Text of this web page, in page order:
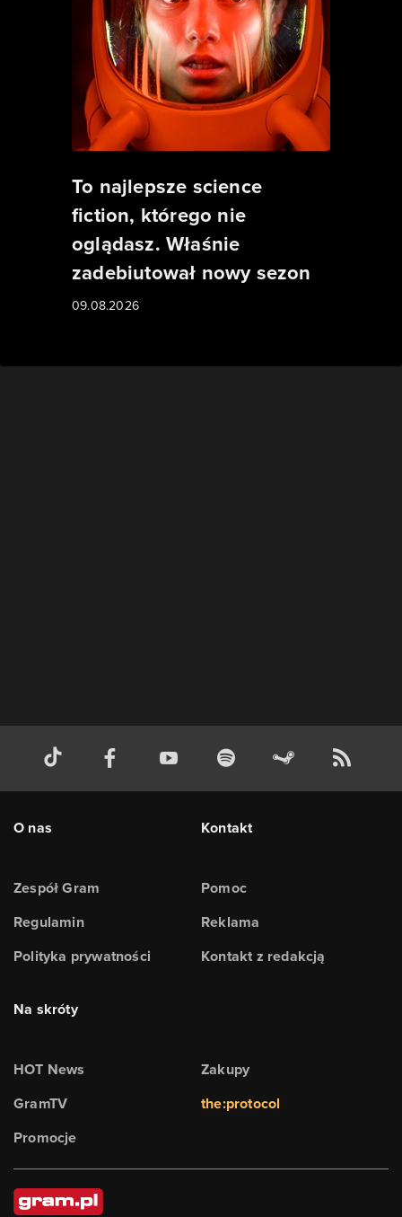
To najlepsze science
fiction, którego nie
oglądasz. Właśnie
zadebiutował nowy sezon
09.08.2026
O nas
Zespół Gram
Regulamin
Polityka prywatności
Kontakt
Pomoc
Reklama
Kontakt z redakcją
Na skróty
HOT News
GramTV
Promocje
Zakupy
the:protocol